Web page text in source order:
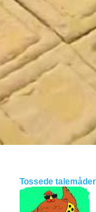
Tossede talemåder